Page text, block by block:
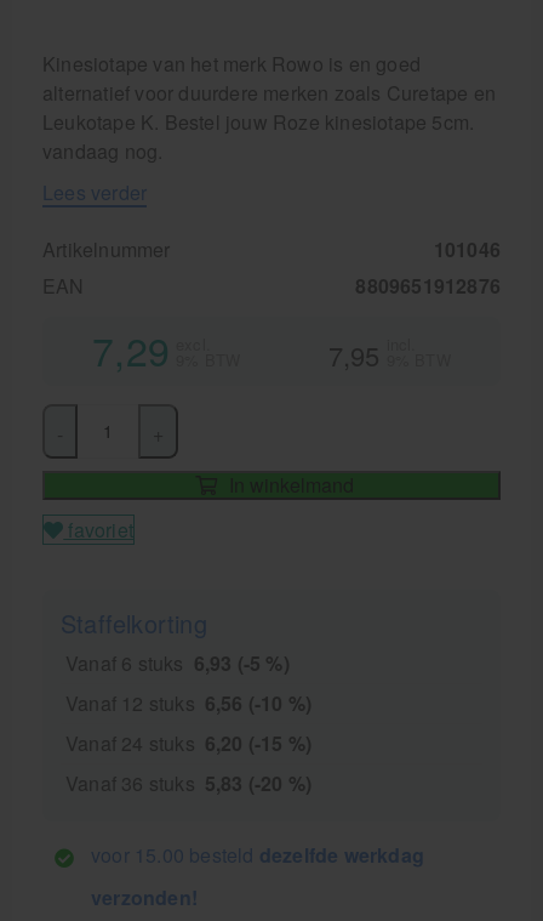
Kinesiotape van het merk Rowo is en goed
alternatief voor duurdere merken zoals Curetape en
Leukotape K. Bestel jouw Roze kinesiotape 5cm.
vandaag nog.
Lees verder
Artikelnummer
101046
EAN
8809651912876
7,29 7,95
In winkelmand
favoriet
Staffelkorting
Vanaf 6 stuks 6,93 (-5 %)
Vanaf 12 stuks 6,56 (-10 %)
Vanaf 24 stuks 6,20 (-15 %)
Vanaf 36 stuks 5,83 (-20 %)
voor 15.00 besteld dezelfde werkdag
verzonden!